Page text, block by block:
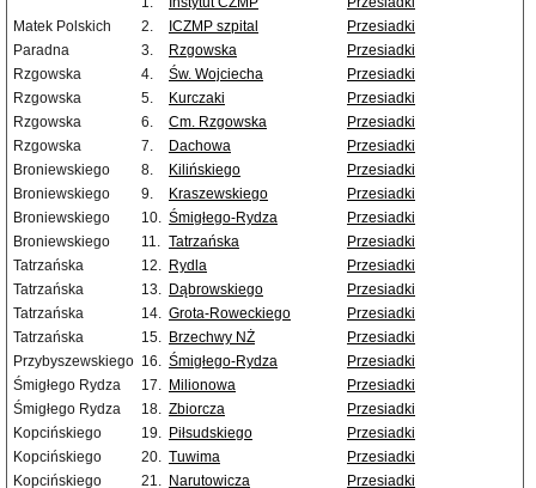
Matek Polskich
2. ICZMP szpital
Przesiadki
Paradna
3. Rzgowska
Przesiadki
Rzgowska
4. Św. Wojciecha
Przesiadki
Rzgowska
5. Kurczaki
Przesiadki
Rzgowska
6. Cm. Rzgowska
Przesiadki
Rzgowska
7. Dachowa
Przesiadki
Broniewskiego
8. Kilińskiego
Przesiadki
Broniewskiego
9. Kraszewskiego
Przesiadki
Broniewskiego
10. Śmigłego-Rydza
Przesiadki
Broniewskiego
11. Tatrzańska
Przesiadki
Tatrzańska
12. Rydla
Przesiadki
Tatrzańska
13. Dąbrowskiego
Przesiadki
Tatrzańska
14. Grota-Roweckiego
Przesiadki
Tatrzańska
15. Brzechwy NŻ
Przesiadki
Przybyszewskiego 16. Śmigłego-Rydza
Przesiadki
Śmigłego Rydza
17. Milionowa
Przesiadki
Śmigłego Rydza
18. Zbiorcza
Przesiadki
Kopcińskiego
19. Piłsudskiego
Przesiadki
Kopcińskiego
20. Tuwima
Przesiadki
Kopcińskiego
21. Narutowicza Przesiadki